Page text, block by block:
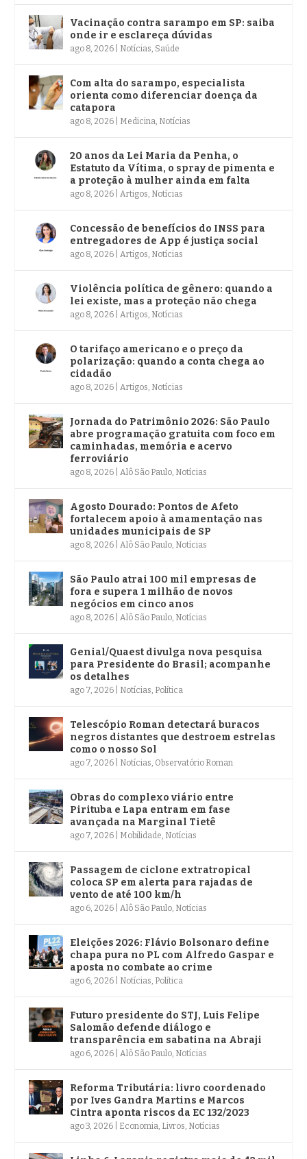
Vacinação contra sarampo em SP: saiba
onde ir e esclareça dúvidas
ago 8, 2026 Notícias, Saúde
Com alta do sarampo, especialista
orienta como diferenciar doença da
catapora
ago 8, 2026 Medicina, Notícias
20 anos da Lei Maria da Penha, o
Estatuto da Vítima, o spray de pimenta e
a proteção à mulher ainda em falta
ago 8, 2026 |Artigos, Notícias
Concessão de benefícios do INSS para
entregadores de App é justiça social
ago 8, 2026 |Artigos, Notícias
Violência política de gênero: quando a
lei existe, mas a proteção não chega
ago 8, 2026 |Artigos, Notícias
O tarifaço americano e o preço da
polarização: quando a conta chega ao
cidadão
ago 8, 2026 |Artigos, Notícias
Jornada do Patrimônio 2026: São Paulo
abre programação gratuita com foco em
caminhadas, memória e acervo
ferroviário
ago 8, 2026 |Alô São Paulo, Notícias
Agosto Dourado: Pontos de Afeto
fortalecem apoio à amamentação nas
unidades municipais de SP
ago 8, 2026 |Alô São Paulo, Notícias
São Paulo atrai 100 mil empresas de
fora e supera 1 milhão de novos
negócios em cinco anos
ago 8, 2026 |Alô São Paulo, Notícias
Genial/Quaest divulga nova pesquisa
para Presidente do Brasil; acompanhe
os detalhes
ago 7, 2026 Notícias, Política
Telescópio Roman detectará buracos
negros distantes que destroem estrelas
como o nosso Sol
ago 7, 2026 Notícias, Observatório Roman
Obras do complexo viário entre
Pirituba e Lapa entram em fase
avançada na Marginal Tietê
ago 7, 2026 Mobilidade, Notícias
Passagem de ciclone extratropical
coloca SP em alerta para rajadas de
vento de até 100 km/h
ago 6, 2026 |Alô São Paulo, Notícias
Eleições 2026: Flávio Bolsonaro define
chapa pura no PL com Alfredo Gaspar e
aposta no combate ao crime
ago 6, 2026 Notícias, Política
Futuro presidente do STJ, Luis Felipe
Salomão defende diálogo e
transparência em sabatina na Abraji
ago 6, 2026 |Alô São Paulo, Notícias
Reforma Tributária: livro coordenado
por Ives Gandra Martins e Marcos
Cintra aponta riscos da EC 132/2023
ago 3, 2026 Economia, Livros, Notícias